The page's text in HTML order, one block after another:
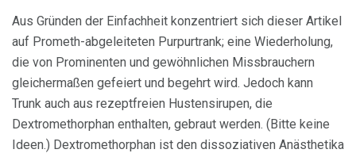
Aus Gründen der Einfachheit konzentriert sich dieser Artikel
auf Prometh-abgeleiteten Purpurtrank; eine Wiederholung,
die von Prominenten und gewöhnlichen Missbrauchern
gleichermaßen gefeiert und begehrt wird. Jedoch kann
Trunk auch aus rezeptfreien Hustensirupen, die
Dextromethorphan enthalten, gebraut werden. (Bitte keine
Ideen.) Dextromethorphan ist den dissoziativen Anästhetika